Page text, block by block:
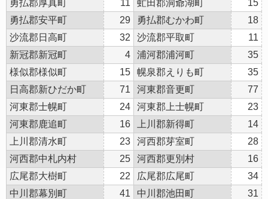
勇払郡厚真町
11 虻田郡洞爺湖町
15
勇払郡安平町
29 勇払郡むかわ町
18
沙流郡日高町
32 沙流郡平取町
11
新冠郡新冠町
4 浦河郡浦河町
35
様似郡様似町
15 幌泉郡えりも町
35
日高郡新ひだか町
71 河東郡音更町
77
河東郡士幌町
24 河東郡上士幌町
23
河東郡鹿追町
16 上川郡新得町
14
上川郡清水町
23 河西郡芽室町
28
河西郡中札内村
25 河西郡更別村
16
広尾郡大樹町
22 広尾郡広尾町
34
中川郡幕別町
41 中川郡池田町
31